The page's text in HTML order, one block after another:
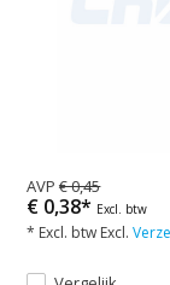
AVP€ 0,45
€ 0,38* Excl. btw
* Excl. btw Excl.